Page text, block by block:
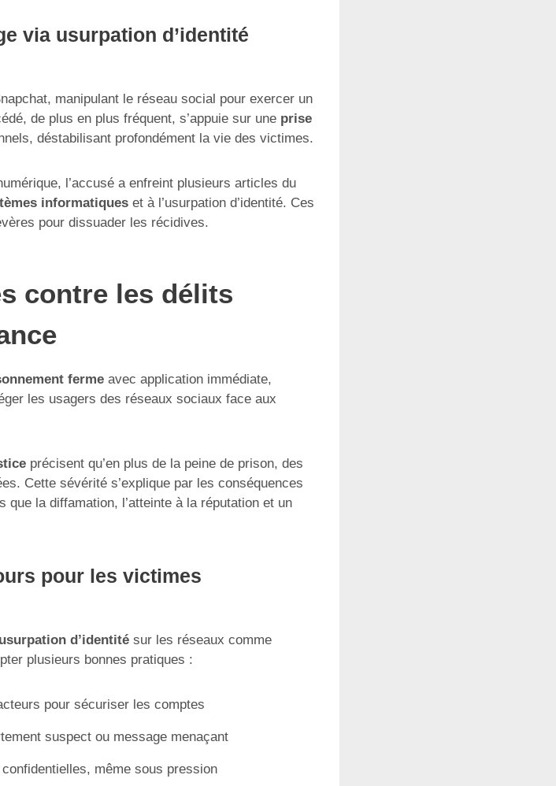
via usurpation d’identité
manipulant le réseau social pour exercer un
de plus en plus fréquent, s’appuie sur une prise
déstabilisant profondément la vie des victimes.
l’accusé a enfreint plusieurs articles du
informatiques et à l’usurpation d’identité. Ces
pour dissuader les récidives.
contre les délits
ferme avec application immédiate,
les usagers des réseaux sociaux face aux
précisent qu’en plus de la peine de prison, des
Cette sévérité s’explique par les conséquences
la diffamation, l’atteinte à la réputation et un
pour les victimes
usurpation d’identité sur les réseaux comme
plusieurs bonnes pratiques :
pour sécuriser les comptes
suspect ou message menaçant
même sous pression